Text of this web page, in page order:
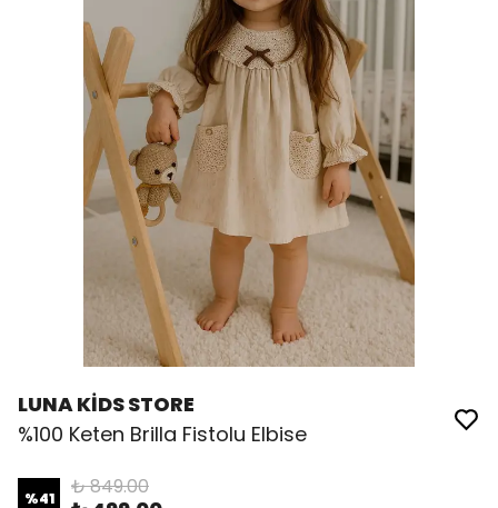
LUNA KİDS STORE
%100 Keten Brilla Fistolu Elbise
%41 ₺ 849.00